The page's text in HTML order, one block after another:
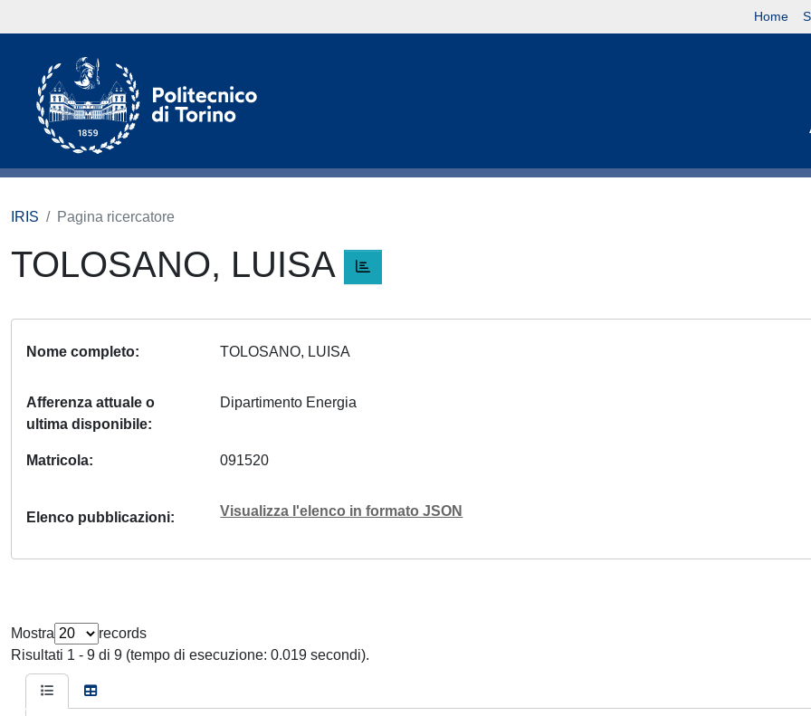
Home
IRIS Pagina ricercatore
TOLOSANO, LUISA
Nome completo TOLOSANO, LUISA
Afferenza attuale o
ultima disponibile
Dipartimento Energia
Matricola 091520
Elenco pubblicazioni Visualizza l'elenco in formato JSON
Mostra
records
Risultati 1 - 9 di 9 (tempo di esecuzione: 0.019 secondi).